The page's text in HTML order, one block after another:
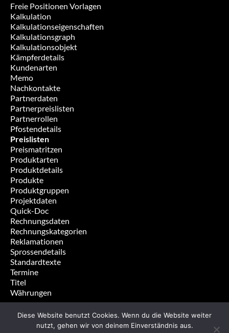
Freie Positionen Vorlagen
Kalkulation
Kalkulationseigenschaften
Kalkulationsgraph
Kalkulationsobjekt
Kämpferdetails
Kundenarten
Memo
Nachkontakte
Partnerdaten
Partnerpreislisten
Partnerrollen
Pfostendetails
Preislisten
Preismatritzen
Produktarten
Produktdetails
Produkte
Produktgruppen
Projektdaten
Quick-Doc
Rechnungsdaten
Rechnungskategorien
Reklamationen
Sprossendetails
Standardtexte
Termine
Titel
Währungen
Diese Website benutzt Cookies. Wenn du die Website weiter
nutzt, gehen wir von deinem Einverständnis aus.